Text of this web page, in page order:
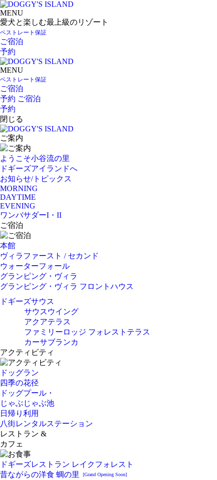
MENU
愛犬と楽しむ最上級のリゾート
ベストレート保証
ご宿泊
予約
MENU
ベストレート保証
ご宿泊
予約 ご宿泊
予約
閉じる
ご案内
ようこそ小谷流の里
ドギーズアイランドへ
お知らせ/トピックス
MORNING
DAYTIME
EVENING
ワンバサダーI・II
ご宿泊
本館
ヴィラファースト / セカンド
ウォーターフォール
グランピング・ヴィラ
グランピング・ヴィラ フロントハウス
ドギーズサウス
サウスウイング
アクアテラス
ファミリーロッジ フォレストテラス
カーサブランカ
アクティビティ
ドッグラン
四季の花径
ドッグプール・
じゃぶじゃぶ池
日帰り利用
八街レンタルステーション
レストラン &
カフェ
ドギーズレストラン レイクフォレスト
昔ながらの洋食 蜩の里
[Grand Opening Soon]